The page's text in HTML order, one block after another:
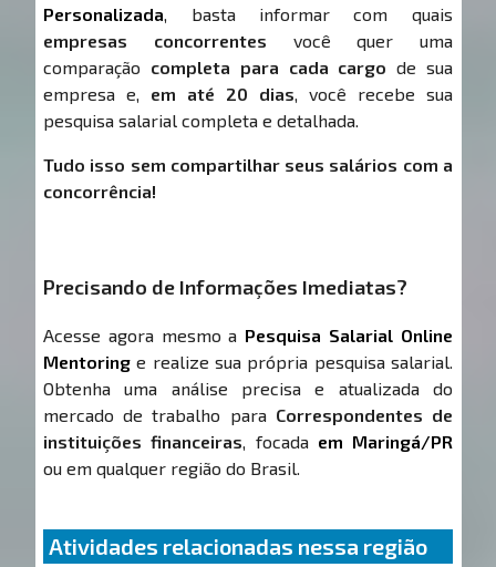
Personalizada, basta informar com quais
empresas concorrentes você quer uma
comparação completa para cada cargo de sua
empresa e, em até 20 dias, você recebe sua
pesquisa salarial completa e detalhada.
Tudo isso sem compartilhar seus salários com a
concorrência!
Precisando de Informações Imediatas?
Acesse agora mesmo a Pesquisa Salarial Online
Mentoring e realize sua própria pesquisa salarial.
Obtenha uma análise precisa e atualizada do
mercado de trabalho para Correspondentes de
instituições financeiras, focada em Maringá/PR
ou em qualquer região do Brasil.
Atividades relacionadas nessa região